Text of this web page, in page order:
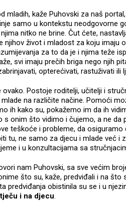
mladih, kaže Puhovski za naš
samo u kontekstu neodgovorne
nitko ne brine. Čut ćete,
njihov život i mladost za koju imaju
za to da je i njima teže
svi imaju prečih briga nego njih
opterećivati, rastuživati ili
ovako. Postoje roditelji, učitelji i
na različite načine. Pomoći
ih kako su, pokažemo im da ih
onim što vidimo i čujemo, a ne da
teškoće i probleme, da osiguramo
tu, ne samo za djecu i mlade već i
i u konzultacijama sa
nam Puhovski, sa sve većim
što su, kaže, predviđali i na što
predviđanja obistinila su se i u
i na djecu.